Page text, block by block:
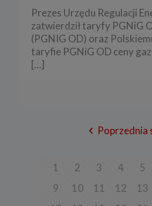
Prezes Urzędu Regulacji
zatwierdził taryfy PGNiG
(PGNIG OD) oraz
taryfie PGNiG OD ceny
[…]
Poprzednia
1 2 3 4 5
9
10 11 12 13